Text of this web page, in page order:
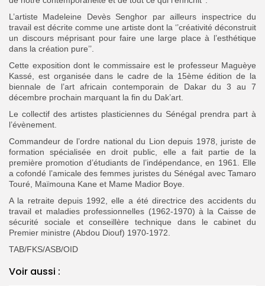
L’artiste Madeleine Devès Senghor par ailleurs inspectrice du
travail est décrite comme une artiste dont la ‘’créativité déconstruit
un discours méprisant pour faire une large place à l’esthétique
dans la création pure’’.
Cette exposition dont le commissaire est le professeur Maguèye
Kassé, est organisée dans le cadre de la 15ème édition de la
biennale de l’art africain contemporain de Dakar du 3 au 7
décembre prochain marquant la fin du Dak’art.
Le collectif des artistes plasticiennes du Sénégal prendra part à
l’évènement.
Commandeur de l’ordre national du Lion depuis 1978, juriste de
formation spécialisée en droit public, elle a fait partie de la
première promotion d’étudiants de l’indépendance, en 1961. Elle
a cofondé l’amicale des femmes juristes du Sénégal avec Tamaro
Touré, Maïmouna Kane et Mame Madior Boye.
A la retraite depuis 1992, elle a été directrice des accidents du
travail et maladies professionnelles (1962-1970) à la Caisse de
sécurité sociale et conseillère technique dans le cabinet du
Premier ministre (Abdou Diouf) 1970-1972.
TAB/FKS/ASB/OID
Voir aussi :